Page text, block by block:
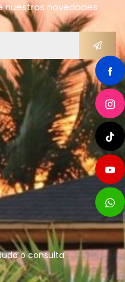
nuestras novedades
o consulta